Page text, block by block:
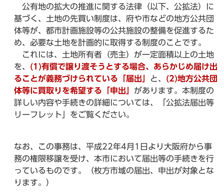
公有地の拡大の推進に関する法律（以下、公拡法）に
基づく、土地の先買い制度は、府や市などの地方公共団
体等が、都市計画施設等の公共施設の整備を促進するた
め、必要な土地を計画的に取得する制度のことです。
これには、土地所有者（売主）が一定面積以上の土地
を、 (1)有償で譲り渡そうとする場合、あらかじめ届け出
ることが義務づけられている「届出」
と、 (2)地方公共団
体等に買取りを希望する「申出」 があります。本制度の
詳しい内容や手続きの詳細については、「公拡法届出等
リーフレット」をご覧ください。
なお、この事務は、平成22年4月1日より大阪府から事
務の権限移譲を受け、本市において届出等の手続きを行
っているものです。（枚方市域の届出、申出が対象とな
ります。）